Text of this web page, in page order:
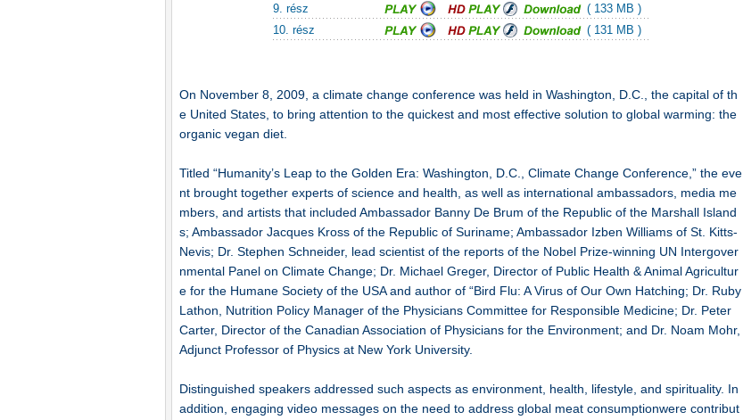
9. rész
( 133 MB )
10. rész
( 131 MB )
On November 8, 2009, a climate change conference was held in Washington, D.C., the capital of th
e United States, to bring attention to the quickest and most effective solution to global warming: the
organic vegan diet.
Titled “Humanity’s Leap to the Golden Era: Washington, D.C., Climate Change Conference,” the eve
nt brought together experts of science and health, as well as international ambassadors, media me
mbers, and artists that included Ambassador Banny De Brum of the Republic of the Marshall Island
s; Ambassador Jacques Kross of the Republic of Suriname; Ambassador Izben Williams of St. Kitts-
Nevis; Dr. Stephen Schneider, lead scientist of the reports of the Nobel Prize-winning UN Intergover
nmental Panel on Climate Change; Dr. Michael Greger, Director of Public Health & Animal Agricultur
e for the Humane Society of the USA and author of “Bird Flu: A Virus of Our Own Hatching; Dr. Ruby
Lathon, Nutrition Policy Manager of the Physicians Committee for Responsible Medicine; Dr. Peter
Carter, Director of the Canadian Association of Physicians for the Environment; and Dr. Noam Mohr,
Adjunct Professor of Physics at New York University.
Distinguished speakers addressed such aspects as environment, health, lifestyle, and spirituality. In
addition, engaging video messages on the need to address global meat consumptionwere contribut